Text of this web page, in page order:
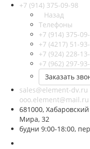
+7 (914) 375-09-98
Назад
Телефоны
+7 (914) 375-
+7 (4217) 51-
+7 (924) 228-
+7 (962) 297-
Заказать
sales@element-dv.ru
ooo.element@mail.ru
681000,
Мира, 32
будни 9:00-18:00,